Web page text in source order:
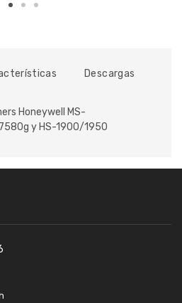
Descargas
Honeywell MS-
y HS-1900/1950